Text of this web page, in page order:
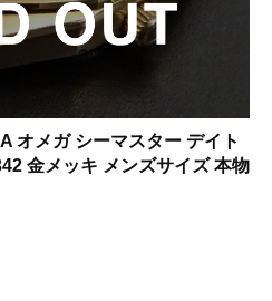
オメガ シーマスター デイト
金メッキ メンズサイズ 本物